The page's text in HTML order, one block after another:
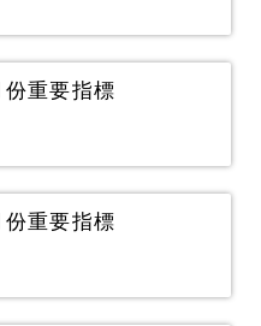
重要指標
重要指標